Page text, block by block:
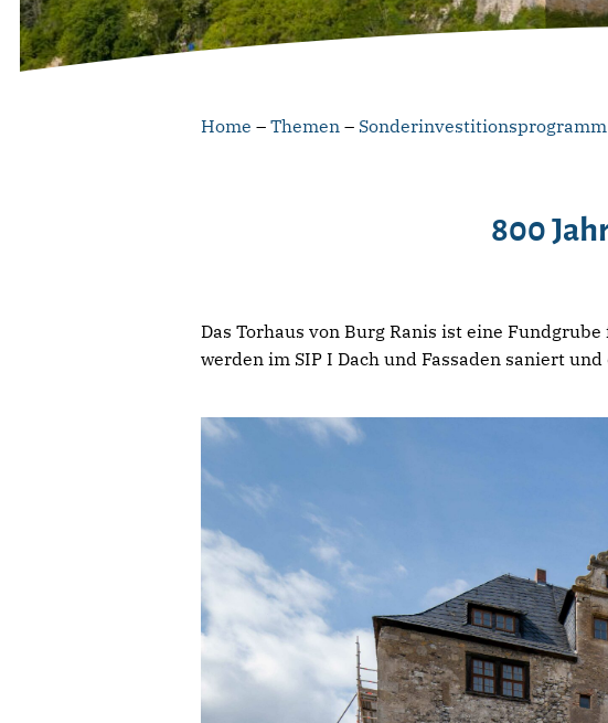
Home – Themen –
800
Das Torhaus von Burg Ranis ist eine
werden im SIP I Dach und Fassaden saniert